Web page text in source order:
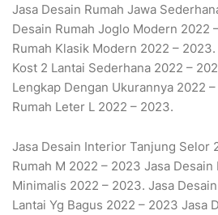
Jasa Desain Rumah Jawa
Desain Rumah Joglo Modern 2022
Rumah Klasik Modern 2022 –
Kost 2 Lantai Sederhana 2022 –
Lengkap Dengan Ukurannya 2022
Rumah Leter L 2022 – 2023.
Jasa Desain Interior Tanjung Selor
Rumah M 2022 – 2023 Jasa Desain
Minimalis 2022 – 2023. Jasa
Lantai Yg Bagus 2022 – 2023 Jasa